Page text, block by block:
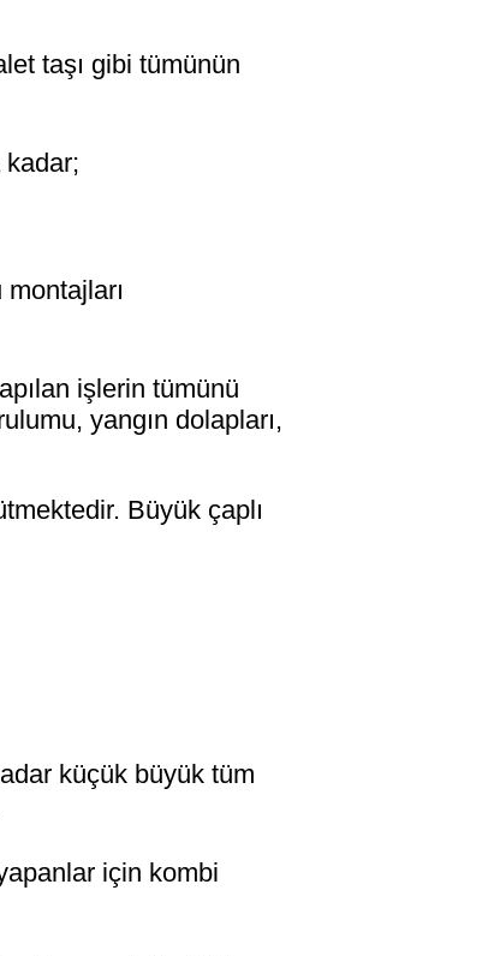
taşı gibi tümünün
kadar;
montajları
işlerin tümünü
yangın dolapları,
Büyük çaplı
küçük büyük tüm
için kombi